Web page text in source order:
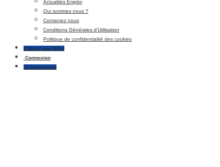
Actualités Emploi
Qui sommes nous ?
Contactez nous
Conditions Générales d’Utilisation
Politique de confidentialité des cookies
Publier une Offre
Connexion
S’enregistrer